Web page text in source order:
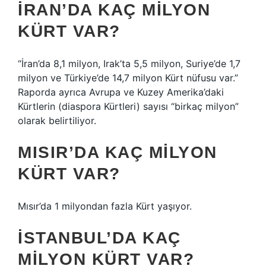
İRAN’DA KAÇ MILYON
KÜRT VAR?
“İran’da 8,1 milyon, Irak’ta 5,5 milyon, Suriye’de 1,7
milyon ve Türkiye’de 14,7 milyon Kürt nüfusu var.”
Raporda ayrıca Avrupa ve Kuzey Amerika’daki
Kürtlerin (diaspora Kürtleri) sayısı “birkaç milyon”
olarak belirtiliyor.
MISIR’DA KAÇ MILYON
KÜRT VAR?
Mısır’da 1 milyondan fazla Kürt yaşıyor.
İSTANBUL’DA KAÇ
MILYON KÜRT VAR?